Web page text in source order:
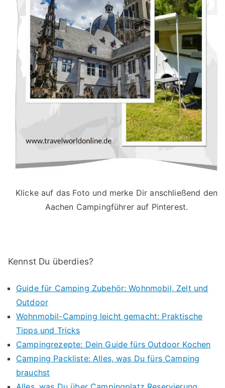
Klicke auf das Foto und merke Dir anschließend den
Aachen Campingführer auf Pinterest.
Kennst Du überdies?
Guide für Camping Zubehör: Wohnmobil, Zelt und
Outdoor
Wohnmobil-Camping leicht gemacht: Praktische
Tipps und Tricks
Campingrezepte: Dein Guide fürs Outdoor Kochen
Camping Packliste: Alles, was Du fürs Camping
brauchst